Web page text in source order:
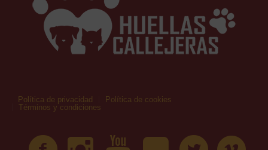
Política de privacidad
Política de cookies
Términos y condiciones